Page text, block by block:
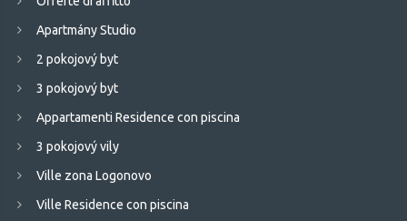
Apartmány Studio
2 pokojový byt
3 pokojový byt
Appartamenti Residence con piscina
3 pokojový vily
Ville zona Logonovo
Ville Residence con piscina